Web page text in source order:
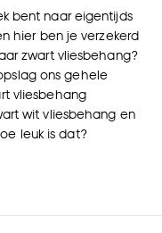
bent naar eigentijds
hier ben je verzekerd
zwart vliesbehang?
ons gehele
vliesbehang
wit vliesbehang en
leuk is dat?